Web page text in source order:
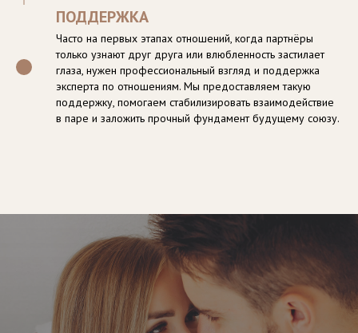
ПОДДЕРЖКА
Часто на первых этапах отношений, когда партнёры
только узнают друг друга или влюбленность застилает
глаза, нужен профессиональный взгляд и поддержка
эксперта по отношениям. Мы предоставляем такую
поддержку, помогаем стабилизировать взаимодействие
в паре и заложить прочный фундамент будущему союзу.